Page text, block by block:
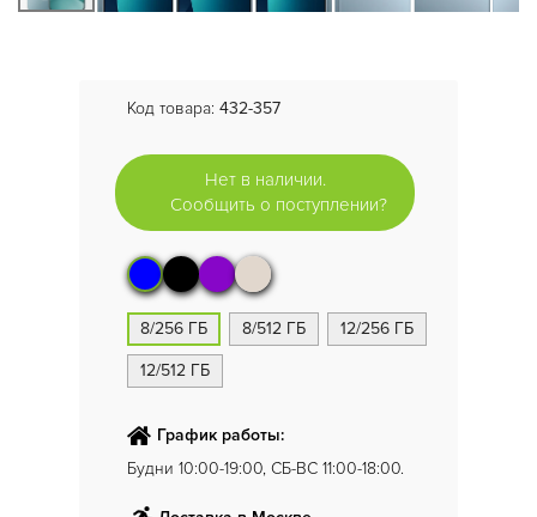
Код товара: 432-357
Нет в наличии.
Сообщить о поступлении?
8/256 ГБ 8/512 ГБ 12/256 ГБ
12/512 ГБ
График работы:
Будни 10:00-19:00, СБ-ВС 11:00-18:00.